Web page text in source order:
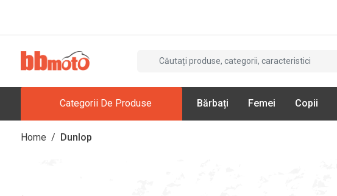
Categorii De Produse Bărbați Femei Copii
Home / Dunlop